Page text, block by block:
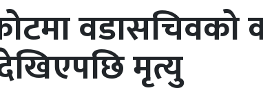
वडासचिवको
मृत्यु